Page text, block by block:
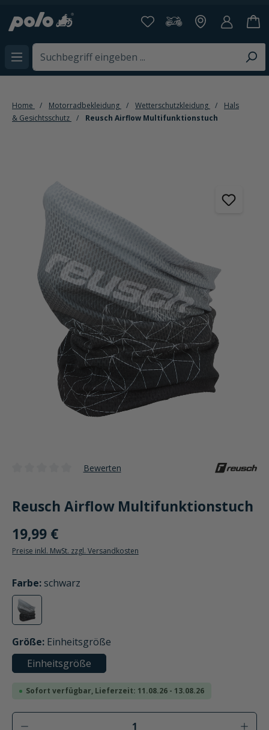
springen
Home Motorradbekleidung Wetterschutzkleidung
Hals
& Gesichtsschutz
Reusch Airflow Multifunktionstuch
Bewerten
Reusch Airflow Multifunktionstuch
19,99 €
Preise inkl. MwSt. zzgl. Versandkosten
Farbe
auswählen
: schwarz
schwarz
Größe
auswählen
: Einheitsgröße
Einheitsgröße
Sofort verfügbar, Lieferzeit: 11.08.26 - 13.08.26
Produkt Anzahl: Gib den gewünschten